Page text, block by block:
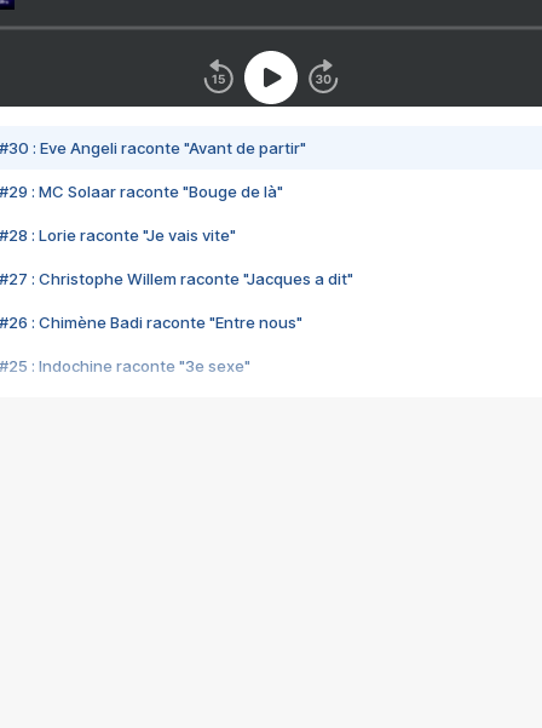
#30 : Eve Angeli raconte "Avant de partir"
#29 : MC Solaar raconte "Bouge de là"
#28 : Lorie raconte "Je vais vite"
#27 : Christophe Willem raconte "Jacques a dit"
#26 : Chimène Badi raconte "Entre nous"
#25 : Indochine raconte "3e sexe"